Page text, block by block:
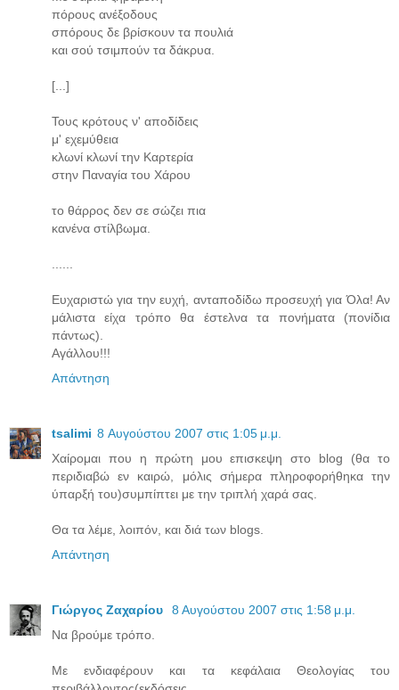
πόρους ανέξοδους
σπόρους δε βρίσκουν τα πουλιά
και σού τσιμπούν τα δάκρυα.
[...]
Τους κρότους ν' αποδίδεις
μ' εχεμύθεια
κλωνί κλωνί την Καρτερία
στην Παναγία του Χάρου
το θάρρος δεν σε σώζει πια
κανένα στίλβωμα.
Ευχαριστώ για την ευχή, ανταποδίδω προσευχή για Όλα! Αν
μάλιστα είχα τρόπο θα έστελνα τα πονήματα (πονίδια
πάντως).
Αγάλλου!!!
Απάντηση
tsalimi 8 Αυγούστου 2007 στις 1:05 μ.μ.
Χαίρομαι που η πρώτη μου επισκεψη στο blog (θα το
περιδιαβώ εν καιρώ, μόλις σήμερα πληροφορήθηκα την
ύπαρξή του)συμπίπτει με την τριπλή χαρά σας.
Θα τα λέμε, λοιπόν, και διά των blogs.
Απάντηση
Γιώργος Ζαχαρίου
8 Αυγούστου 2007 στις 1:58 μ.μ.
Nα βρούμε τρόπο.
Με ενδιαφέρουν και τα κεφάλαια Θεολογίας του